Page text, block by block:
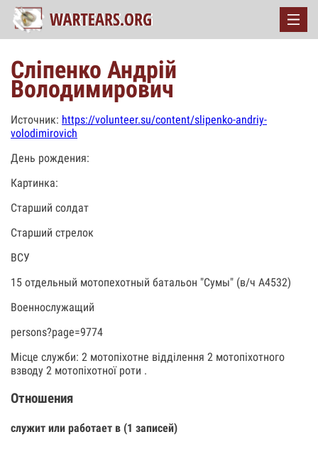
Сліпенко Андрій
Володимирович
Источник: https://volunteer.su/content/slipenko-andriy-
volodimirovich
День рождения:
Картинка:
Старший солдат
Старший стрелок
ВСУ
15 отдельный мотопехотный батальон "Сумы" (в/ч А4532)
Военнослужащий
persons?page=9774
Місце служби: 2 мотопіхотне відділення 2 мотопіхотного
взводу 2 мотопіхотної роти .
Отношения
служит или работает в (1 записей)